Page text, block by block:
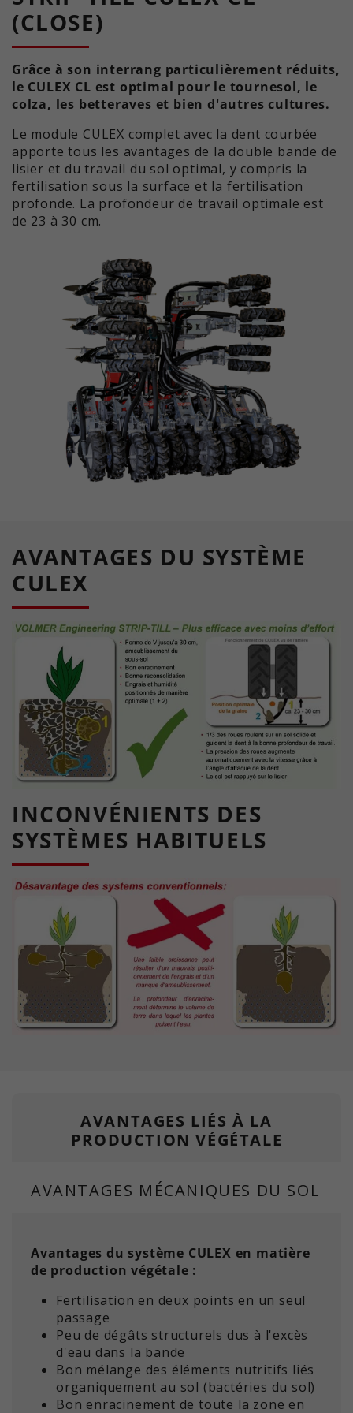
(CLOSE)
Grâce à son interrang particulièrement réduits,
le CULEX CL est optimal pour le tournesol, le
colza, les betteraves et bien d'autres cultures.
Le module CULEX complet avec la dent courbée
apporte tous les avantages de la double bande de
lisier et du travail du sol optimal, y compris la
fertilisation sous la surface et la fertilisation
profonde. La profondeur de travail optimale est
de 23 à 30 cm.
AVANTAGES DU SYSTÈME
CULEX
INCONVÉNIENTS DES
SYSTÈMES HABITUELS
AVANTAGES LIÉS À LA
PRODUCTION VÉGÉTALE
AVANTAGES MÉCANIQUES DU SOL
Avantages du système CULEX en matière
de production végétale :
Fertilisation en deux points en un seul
passage
Peu de dégâts structurels dus à l'excès
d'eau dans la bande
Bon mélange des éléments nutritifs liés
organiquement au sol (bactéries du sol)
Bon enracinement de toute la zone en
Objectif
aléatoirement pour
l'enregistrement historique de vos
paramètres, si l'exploitant du site
web l'a défini.
Objectif
de manière anonyme et attribuent
un numéro généré de manière
aléatoire afin d'identifier les
Nom _ga_xxxxxxxxxx
Fournisseur Google LLC
Objectif
Utilisé pour obtenir l'état de la
session